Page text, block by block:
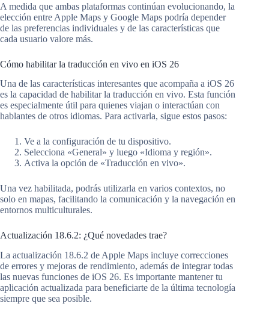
A medida que ambas plataformas continúan evolucionando, la
elección entre Apple Maps y Google Maps podría depender
de las preferencias individuales y de las características que
cada usuario valore más.
Cómo habilitar la traducción en vivo en iOS 26
Una de las características interesantes que acompaña a iOS 26
es la capacidad de habilitar la traducción en vivo. Esta función
es especialmente útil para quienes viajan o interactúan con
hablantes de otros idiomas. Para activarla, sigue estos pasos:
Ve a la configuración de tu dispositivo.
Selecciona «General» y luego «Idioma y región».
Activa la opción de «Traducción en vivo».
Una vez habilitada, podrás utilizarla en varios contextos, no
solo en mapas, facilitando la comunicación y la navegación en
entornos multiculturales.
Actualización 18.6.2: ¿Qué novedades trae?
La actualización 18.6.2 de Apple Maps incluye correcciones
de errores y mejoras de rendimiento, además de integrar todas
las nuevas funciones de iOS 26. Es importante mantener tu
aplicación actualizada para beneficiarte de la última tecnología
siempre que sea posible.